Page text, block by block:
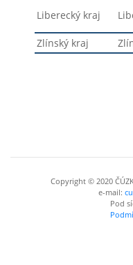
Liberecký kraj
Zlínský kraj
Copyright © 2020
e-mail:
Pod